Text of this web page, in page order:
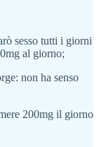
sesso tutti i giorni
al giorno;
non ha senso
200mg il giorno